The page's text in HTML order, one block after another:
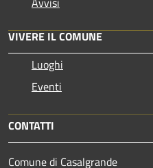
VIVERE IL COMUNE
Luoghi
Eventi
CONTATTI
Comune di Casalgrande